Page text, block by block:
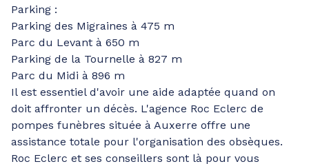
Parking :
Parking des Migraines à 475 m
Parc du Levant à 650 m
Parking de la Tournelle à 827 m
Parc du Midi à 896 m
Il est essentiel d'avoir une aide adaptée quand on
doit affronter un décès. L'agence Roc Eclerc de
pompes funèbres située à Auxerre offre une
assistance totale pour l'organisation des obsèques.
Roc Eclerc et ses conseillers sont là pour vous